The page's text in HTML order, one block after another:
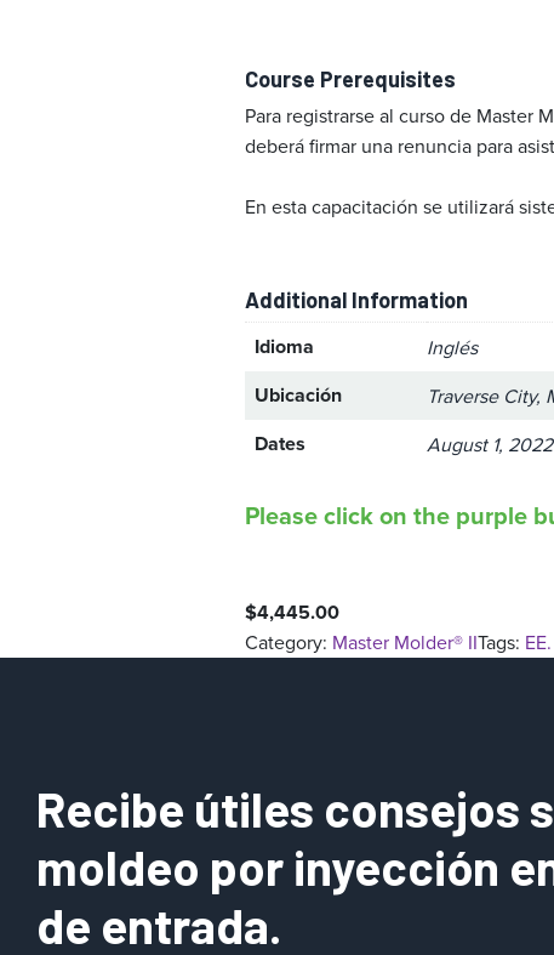
Course Prerequisites
Para registrarse al curso de Master
deberá firmar una renuncia para
En esta capacitación se utilizará
Additional Information
Idioma Inglés
Ubicación Traverse City,
Dates August 1,
Please click on the purple
$4,445.00
Category: Master Molder® IITags:
Recibe útiles consejos
moldeo por inyección
de entrada.